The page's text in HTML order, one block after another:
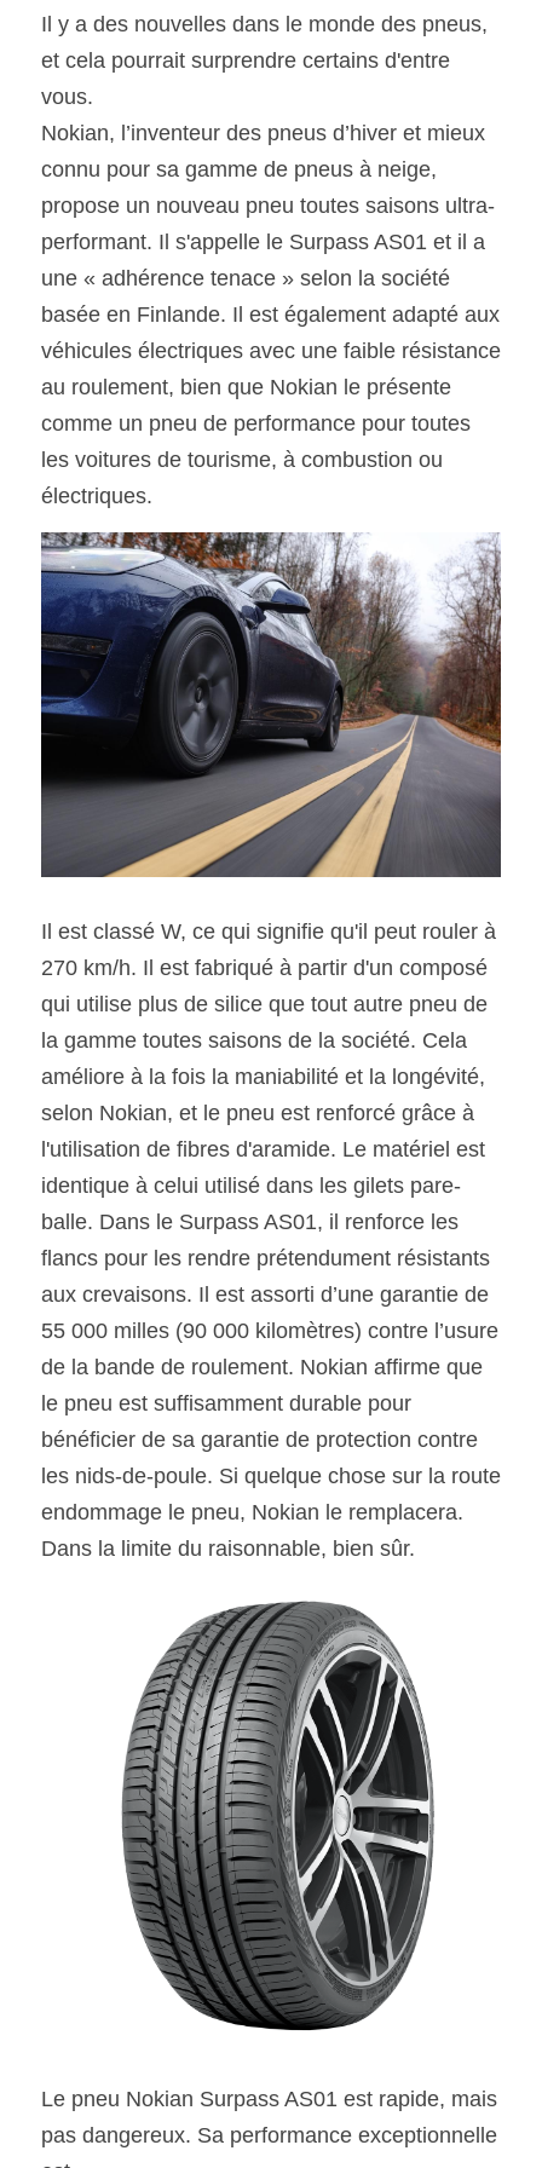
SOUMISSION RAPIDE
Il y a des nouvelles dans le monde des pneus,
et cela pourrait surprendre certains d'entre
vous.
Nokian, l’inventeur des pneus d’hiver et mieux
connu pour sa gamme de pneus à neige,
propose un nouveau pneu toutes saisons ultra-
performant. Il s'appelle le Surpass AS01 et il a
une « adhérence tenace » selon la société
basée en Finlande. Il est également adapté aux
véhicules électriques avec une faible résistance
au roulement, bien que Nokian le présente
comme un pneu de performance pour toutes
les voitures de tourisme, à combustion ou
électriques.
Il est classé W, ce qui signifie qu'il peut rouler à
270 km/h. Il est fabriqué à partir d'un composé
qui utilise plus de silice que tout autre pneu de
la gamme toutes saisons de la société. Cela
améliore à la fois la maniabilité et la longévité,
selon Nokian, et le pneu est renforcé grâce à
l'utilisation de fibres d'aramide. Le matériel est
identique à celui utilisé dans les gilets pare-
balle. Dans le Surpass AS01, il renforce les
flancs pour les rendre prétendument résistants
aux crevaisons. Il est assorti d’une garantie de
55 000 milles (90 000 kilomètres) contre l’usure
de la bande de roulement. Nokian affirme que
le pneu est suffisamment durable pour
bénéficier de sa garantie de protection contre
les nids-de-poule. Si quelque chose sur la route
endommage le pneu, Nokian le remplacera.
Dans la limite du raisonnable, bien sûr.
Le pneu Nokian Surpass AS01 est rapide, mais
pas dangereux. Sa performance exceptionnelle